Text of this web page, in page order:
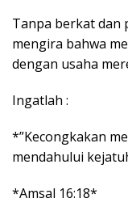
Tanpa berkat dan
mengira bahwa
dengan usaha
Ingatlah :
*”Kecongkakan
mendahului
*Amsal 16:18*